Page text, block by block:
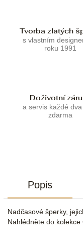
Tvorba zlatých
s vlastním
roku 1991
Doživotní
a servis každé
zdarma
Popis
Nadčasové šperky,
Nahlédněte do kolekce